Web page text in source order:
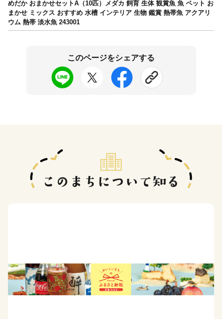
めだか おまかせセットA（10匹）メダカ 飼育 生体 観賞魚 魚 ペット お
まかせ ミックス おすすめ 水槽 インテリア 生物 鑑賞 熱帯魚 アクアリ
ウム 熱帯 淡水魚 243001
このページをシェアする